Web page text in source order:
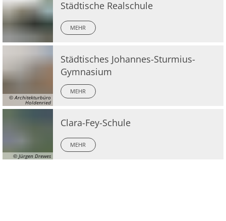
Städtische Realschule
MEHR
© Architekturbüro
Holdenried
Städtisches Johannes-Sturmius-
Gymnasium
MEHR
© Jürgen Drewes
Clara-Fey-Schule
MEHR